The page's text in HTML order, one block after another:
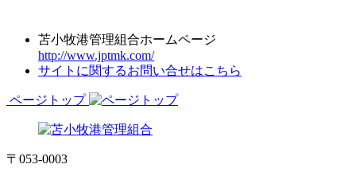
苫小牧港管理組合ホームページ
http://www.jptmk.com/
サイトに関するお問い合せはこちら
ページトップ
〒053-0003